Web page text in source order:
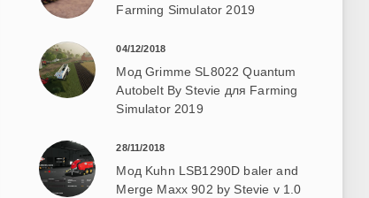
Farming Simulator 2019
04/12/2018
Мод Grimme SL8022 Quantum
Autobelt By Stevie для Farming
Simulator 2019
28/11/2018
Мод Kuhn LSB1290D baler and
Merge Maxx 902 by Stevie v 1.0